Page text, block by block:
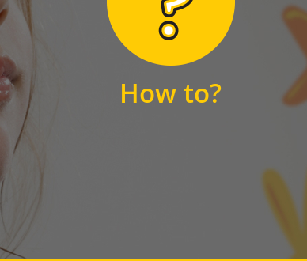
How to?
Hier finden Sie